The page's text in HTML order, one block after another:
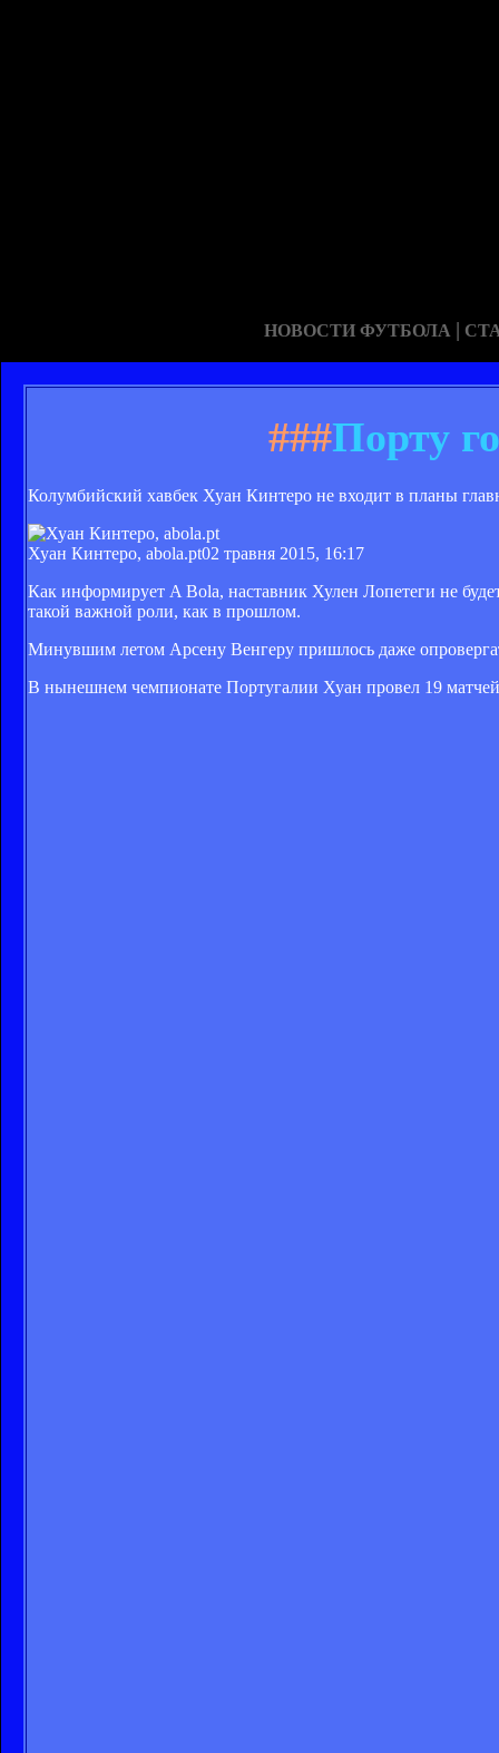
НОВОСТИ ФУТБОЛА |
###Порту
Колумбийский хавбек Хуан Кинтеро не входит в планы
Хуан Кинтеро, abola.pt02 травня 2015, 16:17
Как информирует A Bola, наставник Хулен Лопетеги не
такой важной роли, как в прошлом.
Минувшим летом Арсену Венгеру пришлось даже
В нынешнем чемпионате Португалии Хуан провел 19